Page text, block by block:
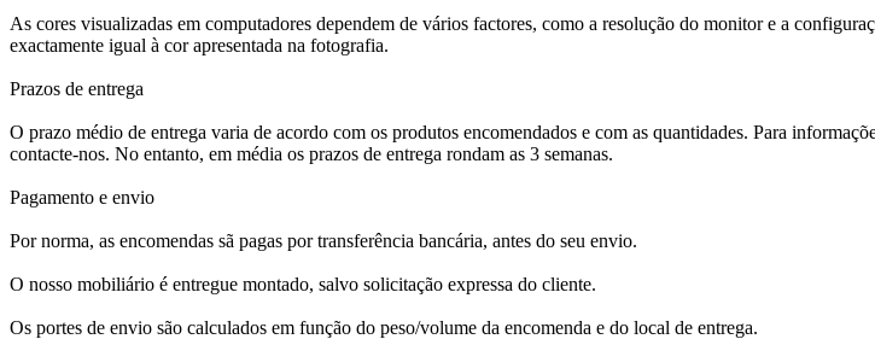
As cores visualizadas em computadores dependem de vários factores, como a resolução do monitor e a
exactamente igual à cor apresentada na fotografia.
Prazos de entrega
O prazo médio de entrega varia de acordo com os produtos encomendados e com as quantidades. Para
contacte-nos. No entanto, em média os prazos de entrega rondam as 3 semanas.
Pagamento e envio
Por norma, as encomendas sã pagas por transferência bancária, antes do seu envio.
O nosso mobiliário é entregue montado, salvo solicitação expressa do cliente.
Os portes de envio são calculados em função do peso/volume da encomenda e do local de entrega.